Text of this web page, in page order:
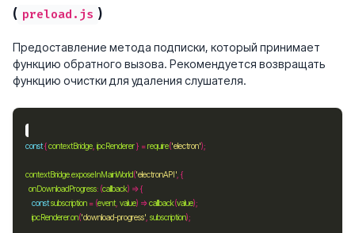
( preload.js )
Предоставление метода подписки, который принимает
функцию обратного вызова. Рекомендуется возвращать
функцию очистки для удаления слушателя.
const { contextBridge ipcRenderer } =require('electron'
contextBridgeexposeInMainWorld('electronAPI'
onDownloadProgress: (callback
constsubscription = (event value) => callback(value
ipcRenderer.on('download-progress' subscription